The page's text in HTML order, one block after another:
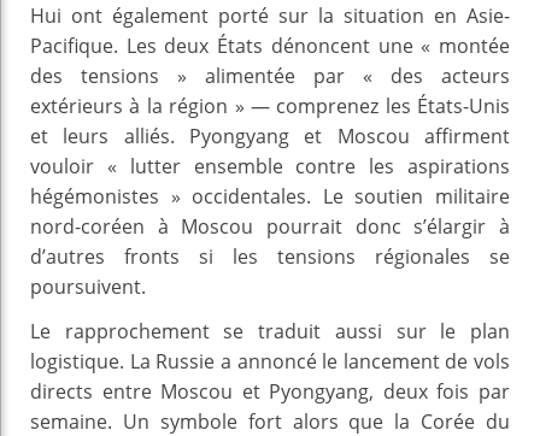
Hui ont également porté sur la situation en Asie-
Pacifique. Les deux États dénoncent une « montée
des tensions » alimentée par « des acteurs
extérieurs à la région » — comprenez les États-Unis
et leurs alliés. Pyongyang et Moscou affirment
vouloir « lutter ensemble contre les aspirations
hégémonistes » occidentales. Le soutien militaire
nord-coréen à Moscou pourrait donc s’élargir à
d’autres fronts si les tensions régionales se
poursuivent.
Le rapprochement se traduit aussi sur le plan
logistique. La Russie a annoncé le lancement de vols
directs entre Moscou et Pyongyang, deux fois par
semaine. Un symbole fort alors que la Corée du